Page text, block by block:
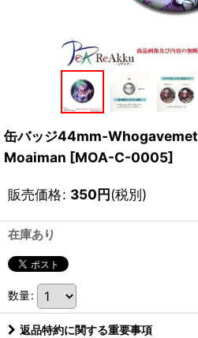
缶バッジ44mm-
Moaiman [MOA-C-0005]
販売価格: 350円(税別)
在庫あり
数量:
返品特約に関する重要事項